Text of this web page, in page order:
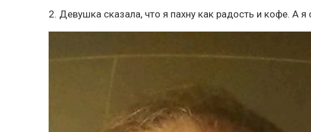
2. Девушка сказала, что я пахну как радость и кофе. А я